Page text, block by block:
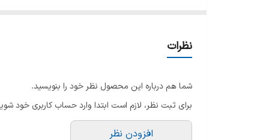
نوع عطر
ماندگاری
بسیار خوب
پراکندگی
متوسط
نظرات
شما هم درباره این محصول نظر خود را بنویسید.
برای ثبت نظر، لازم است ابتدا وارد حساب کاربری خود
افزودن نظر